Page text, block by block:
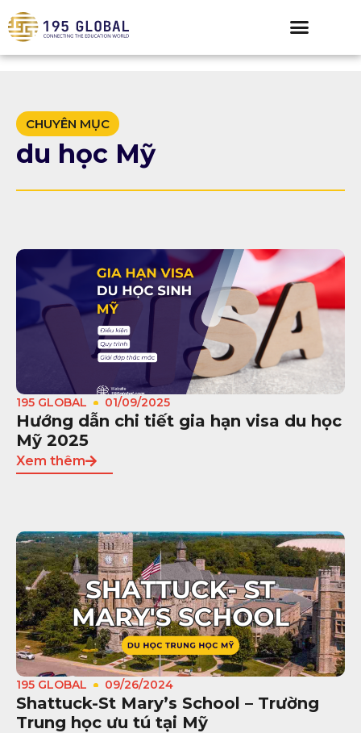
CHUYÊN MỤC
du học Mỹ
195 GLOBAL 01/09/2025
Hướng dẫn chi tiết gia hạn visa du học
Mỹ 2025
Xem thêm
195 GLOBAL 09/26/2024
Shattuck-St Mary’s School – Trường
Trung học ưu tú tại Mỹ